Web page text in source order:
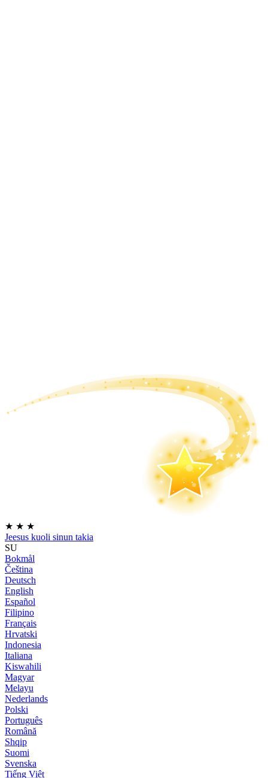
★ ★ ★
Jeesus kuoli sinun takia
SU
Bokmål
Čeština
Deutsch
English
Español
Filipino
Français
Hrvatski
Indonesia
Italiana
Kiswahili
Magyar
Melayu
Nederlands
Polski
Português
Română
Shqip
Suomi
Svenska
Tiếng Việt